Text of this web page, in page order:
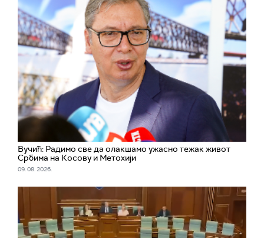
Вучић: Радимо све да олакшамо ужасно тежак живот
Србима на Косову и Метохији
09. 08. 2026.